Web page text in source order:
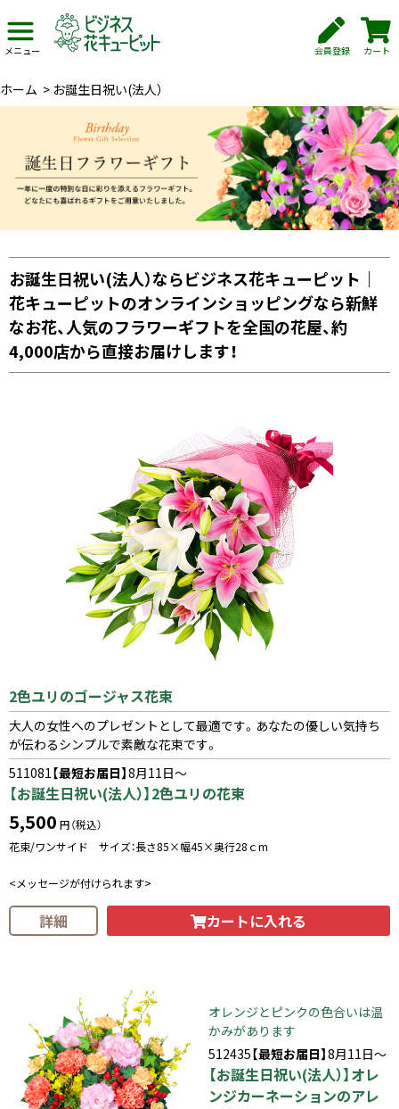
メニュー 会員登録 カート
ホーム > お誕生日祝い(法人）
お誕生日祝い(法人）ならビジネス花キューピット｜
花キューピットのオンラインショッピングなら新鮮
なお花、人気のフラワーギフトを全国の花屋、約
4,000店から直接お届けします！
2色ユリのゴージャス花束
大人の女性へのプレゼントとして最適です。あなたの優しい気持ち
が伝わるシンプルで素敵な花束です。
511081【最短お届日】8月11日～
【お誕生日祝い(法人）】2色ユリの花束
5,500 円（税込）
花束/ワンサイド サイズ：長さ85×幅45×奥行28ｃm
<メッセージが付けられます>
詳細 カートに入れる
オレンジとピンクの色合いは温
かみがあります
512435【最短お届日】8月11日～
【お誕生日祝い(法人）】オレ
ンジカーネーションのアレ